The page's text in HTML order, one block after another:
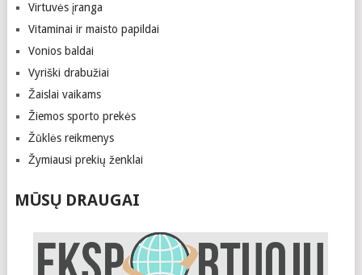
Virtuvės įranga
Vitaminai ir maisto papildai
Vonios baldai
Vyriški drabužiai
Žaislai vaikams
Žiemos sporto prekės
Žūklės reikmenys
Žymiausi prekių ženklai
MŪSŲ DRAUGAI